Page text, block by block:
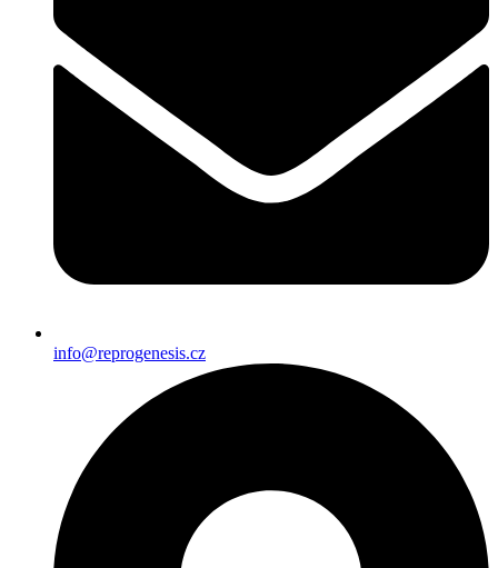
info@reprogenesis.cz